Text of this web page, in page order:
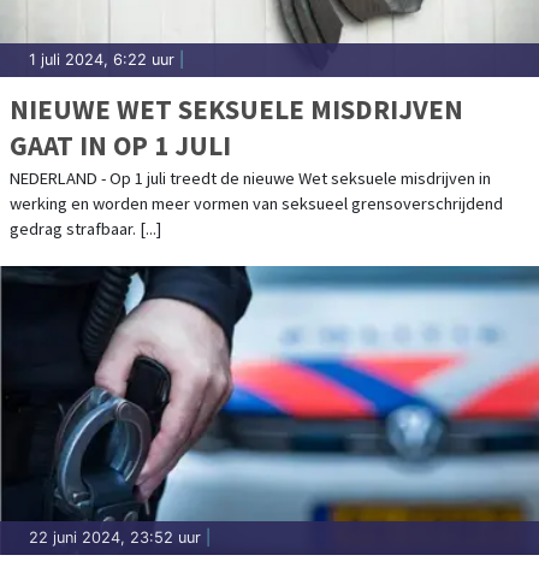
1 juli 2024, 6:22 uur
NIEUWE WET SEKSUELE MISDRIJVEN
GAAT IN OP 1 JULI
NEDERLAND - Op 1 juli treedt de nieuwe Wet seksuele misdrijven in
werking en worden meer vormen van seksueel grensoverschrijdend
gedrag strafbaar. [...]
22 juni 2024, 23:52 uur